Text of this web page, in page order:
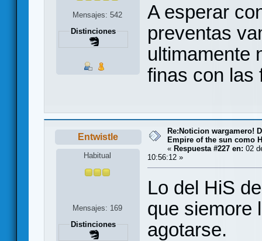
Mensajes: 542
Distinciones
A esperar
preventas
ultimamente
finas con las
Entwistle
Habitual
Mensajes: 169
Distinciones
Re:Noticion wargamero!
Empire of the sun como
« Respuesta #227 en: 02
10:56:12 »
Lo del HiS
que siemore
agotarse.